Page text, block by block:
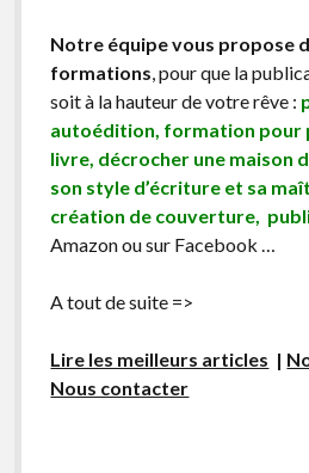
Notre équipe vous propose
formations, pour que la
soit à la hauteur de votre rêve :
autoédition, formation pour
livre, décrocher une maison
son style d’écriture et sa
création de couverture,
Amazon ou sur Facebook …
A tout de suite =>
Lire les meilleurs articles |
Nous contacter